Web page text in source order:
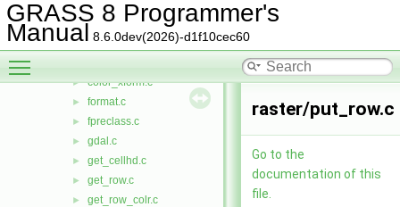
GRASS 8 Programmer's
Manual 8.6.0dev(2026)-d1f10cec60
► color_rules.c
► color_set.c
► color_shift.c
► color_xform.c
► format.c
► fpreclass.c
► gdal.c
► get_cellhd.c
► get_row.c
► get_row_colr.c
raster/put_row.c
Go to the
documentation of this
file.